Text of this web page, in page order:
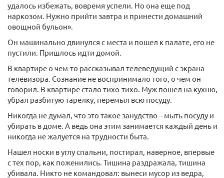
удалось избежать, вовремя успели. Но она еще под
наркозом. Нужно прийти завтра и принести домашний
овощной бульон».
Он машинально двинулся с места и пошел к палате, его не
пустили. Пришлось идти домой.
В квартире о чем-то рассказывал телеведущий с экрана
телевизора. Сознание не воспринимало того, о чем он
говорил. В квартире стало тихо-тихо. Муж пошел на кухню,
убрал разбитую тарелку, перемыл всю посуду.
Никогда не думал, что это такое занудство – мыть посуду и
убирать в доме. А ведь она этим занимается каждый день и
никогда не жалуется на трудности быта.
Нашел носки в углу спальни, постирал, наверное, впервые
с тех пор, как поженились. Тишина раздражала, тишина
убивала. Никто не командовал: вынеси мусор из ведра,